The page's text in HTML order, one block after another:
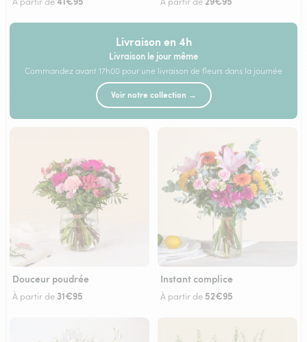
Livraison en 4h
Livraison le jour même
Commandez avant 17h00 pour une livraison de fleurs dans la journée
Voir notre collection →
Douceur poudrée
À partir de 31€95
Instant complice
À partir de 52€95